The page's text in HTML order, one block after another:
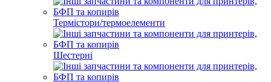
Термістори/термоелементи
Шестерні